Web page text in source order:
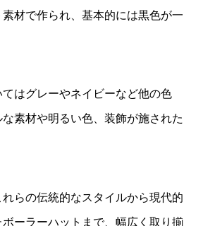
材で作られ、基本的には黒色が一
はグレーやネイビーなど他の色
素材や明るい色、装飾が施された
らの伝統的なスタイルから現代的
ーラーハットまで、幅広く取り揃